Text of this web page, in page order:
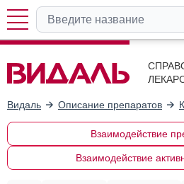
Видаль Описание препаратов
Взаимодействие
Взаимодействие